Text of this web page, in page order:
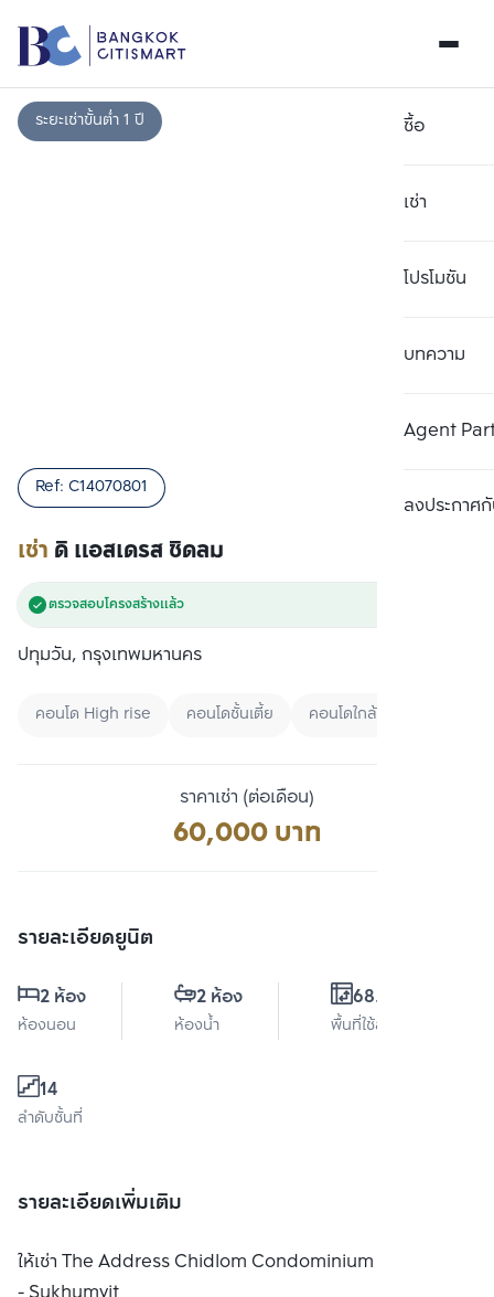
ซื้อ
เช่า
โปรโมชัน
บทความ
Agent
ลงประกาศกั
ระยะเช่าขั้นต่ำ 1 ปี
เช่า ดิ แอสเดรส ชิดลม
Ref: C14070801
ตรวจสอบโครงสร้างแล้ว
ปทุมวัน, กรุงเทพมหานคร
คอนโด High rise คอนโดชั้นเตี้ย คอนโดใกล้ BTS
ราคาเช่า (ต่อเดือน)
60,000 บาท
รายละเอียดยูนิต
2 ห้อง
ห้องนอน
2 ห้อง
ห้องน้ำ
68.5 ตร.ม.
พื้นที่ใช้สอย
14
ลำดับชั้นที่
รายละเอียดเพิ่มเติม
ให้เช่า The Address Chidlom Condominium in Chidlom
เปรียบเทียบ